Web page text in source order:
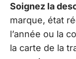
Soignez la
marque, état
l’année ou la
la carte de la